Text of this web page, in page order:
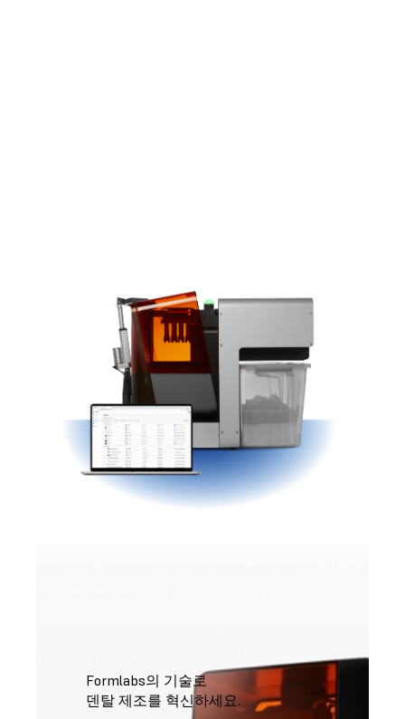
Formlabs의 기술로
덴탈 제조를 혁신하세요.